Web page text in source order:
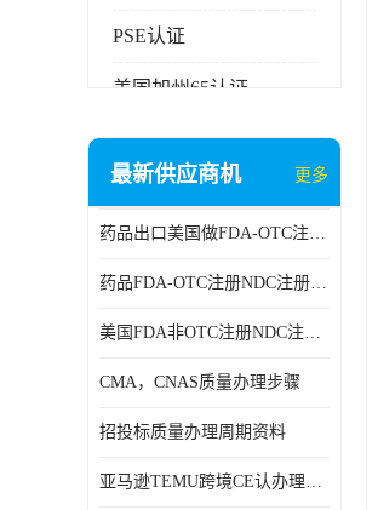
PSE认证
美国加州65认证
AAA信用证书
RCM，C-TICK，SAA
商标专利办理
最新供应商机 更多
药品出口美国做FDA-OTC注册NDC注册周期时间
药品FDA-OTC注册NDC注册办理资料
美国FDA非OTC注册NDC注册办理流程
CMA，CNAS质量办理步骤
招投标质量办理周期资料
亚马逊TEMU跨境CE认办理流程周期